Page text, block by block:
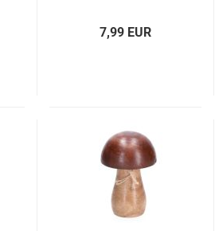
7,99 EUR